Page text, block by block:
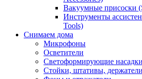
Вакуумные присоски
Инструменты
Tools)
Снимаем дома
Микрофоны
Осветители
Светоформирующие насадки
Стойки, штативы, держатели